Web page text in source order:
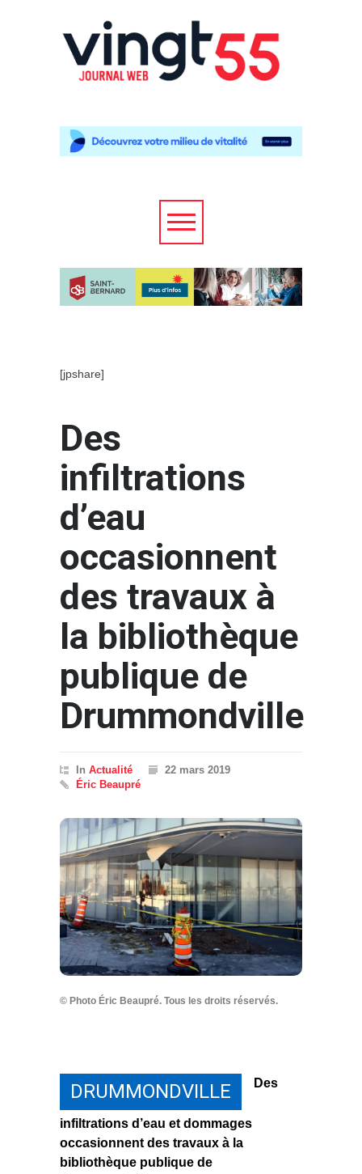
[jpshare]
Des
infiltrations
d’eau
occasionnent
des travaux à
la bibliothèque
publique de
Drummondville
In Actualité
22 mars 2019
Éric Beaupré
© Photo Éric Beaupré. Tous les droits réservés.
DRUMMONDVILLE Des
infiltrations d’eau et dommages
occasionnent des travaux à la
bibliothèque publique de